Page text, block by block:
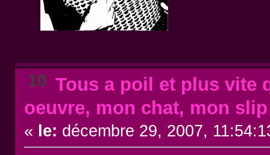
10 Tous a poil et plus vite
oeuvre, mon chat, mon slip
« le: décembre 29, 2007,